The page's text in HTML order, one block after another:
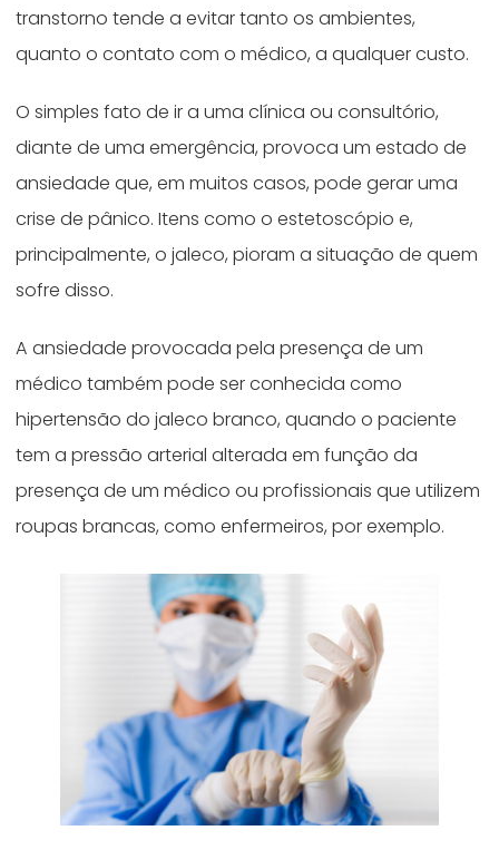
transtorno tende a evitar tanto os ambientes,
quanto o contato com o médico, a qualquer custo.
O simples fato de ir a uma clínica ou consultório,
diante de uma emergência, provoca um estado de
ansiedade que, em muitos casos, pode gerar uma
crise de pânico. Itens como o estetoscópio e,
principalmente, o jaleco, pioram a situação de quem
sofre disso.
A ansiedade provocada pela presença de um
médico também pode ser conhecida como
hipertensão do jaleco branco, quando o paciente
tem a pressão arterial alterada em função da
presença de um médico ou profissionais que utilizem
roupas brancas, como enfermeiros, por exemplo.